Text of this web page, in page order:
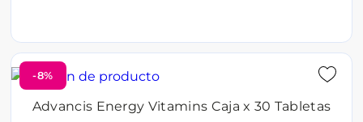
-8%
Advancis Energy Vitamins Caja x 30 Tabletas